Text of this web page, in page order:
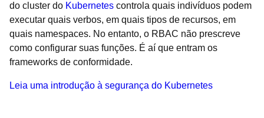
do cluster do Kubernetes controla quais indivíduos podem
executar quais verbos, em quais tipos de recursos, em
quais namespaces. No entanto, o RBAC não prescreve
como configurar suas funções. É aí que entram os
frameworks de conformidade.
Leia uma introdução à segurança do Kubernetes